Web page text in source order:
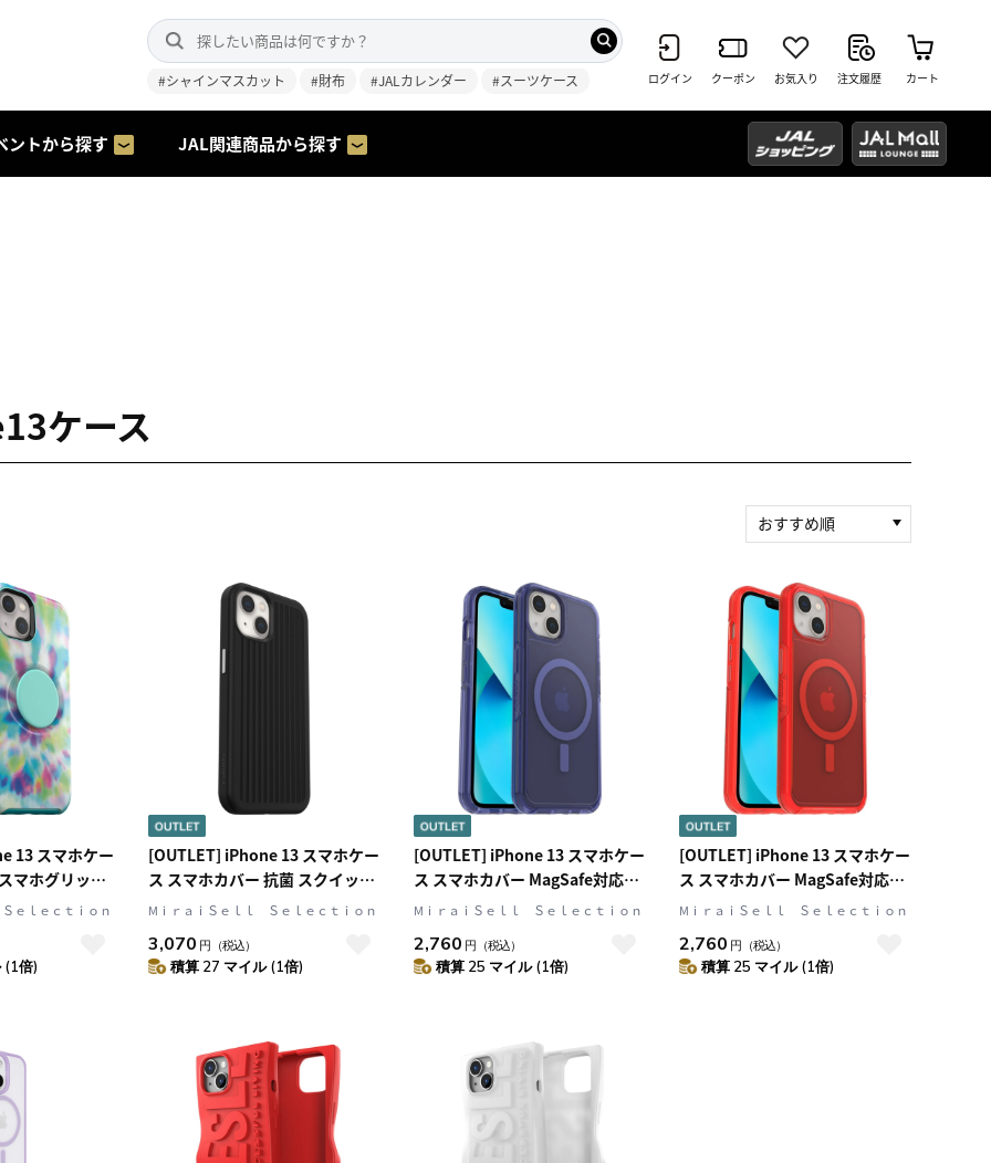
#シャインマスカット #財布 #JALカレンダー #スーツケース ログイン クーポン お気入り 注文履歴 カート
ントから探す JAL関連商品から探す
ケース
おすすめ順
積算マイル率（高い
順）
人気順
レビュー件数（多い
順）
レビュー評価（高い
順）
価格（安い順）
13 スマホケー
マホグリップ/
デイトリッ
ｅｌｅｃｔｉｏｎ
(1倍)
[OUTLET] iPhone 13 スマホケー
ス スマホカバー 抗菌 スクイッド
インク(Black/ブラック)
EASYGRIP GAMING CASE[イー
ジーグリップ ゲーミング ケース]
MⅰｒａｉＳｅｌｌ Ｓｅｌｅｃｔｉｏｎ
3,070 円 （税込）
積算 27 マイル (1倍)
[OUTLET] iPhone 13 スマホケー
ス スマホカバー MagSafe対応
CLEAR/フィーリンブルー(クリ
ックス] Symmetry PLUS[シンメ
トリー プラス] (77-85645)
MⅰｒａｉＳｅｌｌ Ｓｅｌｅｃｔｉｏｎ
2,760 円 （税込）
積算 25 マイル (1倍)
[OUTLET] iPhone 13 スマホケー
ス スマホカバー MagSafe対応
CLEAR/インザレッド(クリア/レ
ス] Symmetry PLUS[シンメトリ
ー プラス] (77-85646)
MⅰｒａｉＳｅｌｌ Ｓｅｌｅｃｔｉｏｎ
2,760 円 （税込）
積算 25 マイル (1倍)